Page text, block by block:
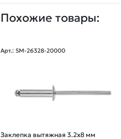
Похожие товары:
Арт.: SM-26328-20000
Заклепка вытяжная 3.2х8 мм